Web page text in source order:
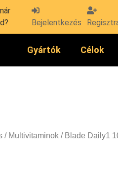
Bejelentkezés
Gyártók Célok
/ Multivitaminok / Blade Daily1